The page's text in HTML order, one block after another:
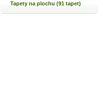
Tapety na plochu (91 tapet)